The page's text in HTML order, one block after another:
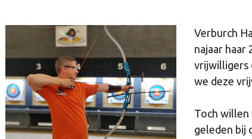
Verburch
najaar haar
vrijwilligers
we deze
Toch willen
geleden bij